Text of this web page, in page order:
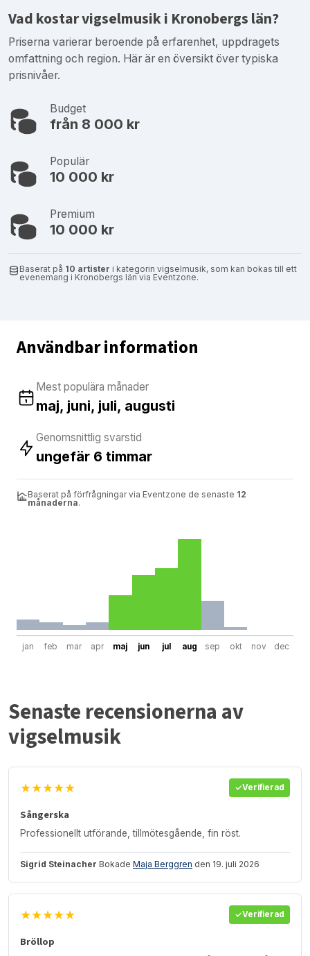
Vad kostar vigselmusik i Kronobergs län?
Priserna varierar beroende på erfarenhet, uppdragets
omfattning och region. Här är en översikt över typiska
prisnivåer.
Budget
från 8 000 kr
Populär
10 000 kr
Premium
10 000 kr
Baserat på 10 artister i kategorin vigselmusik, som kan bokas till ett
evenemang i Kronobergs län via Eventzone.
Användbar information
Mest populära månader
maj, juni, juli, augusti
Genomsnittlig svarstid
ungefär 6 timmar
Baserat på förfrågningar via Eventzone de senaste 12
månaderna.
jan feb mar apr maj jun jul aug sep okt nov dec
Senaste recensionerna av
vigselmusik
★★★★★ Verifierad
Sångerska
Professionellt utförande, tillmötesgående, fin röst.
Sigrid Steinacher Bokade Maja Berggren den 19. juli 2026
★★★★★ Verifierad
Bröllop